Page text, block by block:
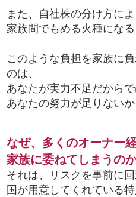
また、自社株の分け方によ
家族間でもめる火種になる
このような負担を家族に
のは、
あなたが実力不足だからで
あなたの努力が足りないか
なぜ、多くのオーナー
家族に委ねてしまうの
それは、リスクを事前に
国が用意してくれている